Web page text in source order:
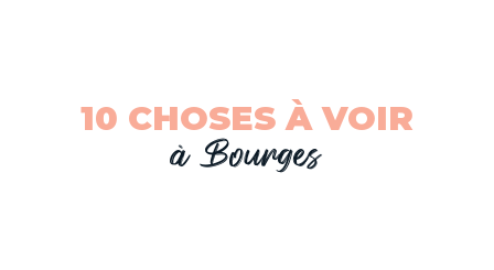
10 CHOSES À VOIR
à Bourges